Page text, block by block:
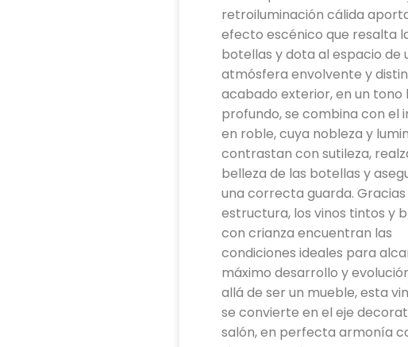
retroiluminación cálida
efecto escénico que resalta
botellas y dota al espacio de
atmósfera envolvente y
acabado exterior, en un tono
profundo, se combina con el
en roble, cuya nobleza y
contrastan con sutileza,
belleza de las botellas y
una correcta guarda.
estructura, los vinos tintos y
con crianza encuentran las
condiciones ideales para
máximo desarrollo y
allá de ser un mueble, esta
se convierte en el eje
salón, en perfecta armonía